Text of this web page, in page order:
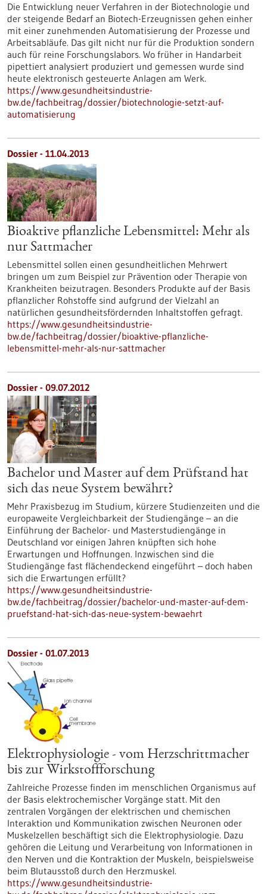
Die Entwicklung neuer Verfahren in der Biotechnologie und
der steigende Bedarf an Biotech-Erzeugnissen gehen einher
mit einer zunehmenden Automatisierung der Prozesse und
Arbeitsabläufe. Das gilt nicht nur für die Produktion sondern
auch für reine Forschungslabors. Wo früher in Handarbeit
pipettiert analysiert produziert und gemessen wurde sind
heute elektronisch gesteuerte Anlagen am Werk.
https://www.gesundheitsindustrie-
bw.de/fachbeitrag/dossier/biotechnologie-setzt-auf-
automatisierung
Dossier - 11.04.2013
Bioaktive pflanzliche Lebensmittel: Mehr als
nur Sattmacher
Lebensmittel sollen einen gesundheitlichen Mehrwert
bringen um zum Beispiel zur Prävention oder Therapie von
Krankheiten beizutragen. Besonders Produkte auf der Basis
pflanzlicher Rohstoffe sind aufgrund der Vielzahl an
natürlichen gesundheitsfördernden Inhaltstoffen gefragt.
https://www.gesundheitsindustrie-
bw.de/fachbeitrag/dossier/bioaktive-pflanzliche-
lebensmittel-mehr-als-nur-sattmacher
Dossier - 09.07.2012
Bachelor und Master auf dem Prüfstand hat
sich das neue System bewährt?
Mehr Praxisbezug im Studium, kürzere Studienzeiten und die
europaweite Vergleichbarkeit der Studiengänge – an die
Einführung der Bachelor- und Masterstudiengänge in
Deutschland vor einigen Jahren knüpften sich hohe
Erwartungen und Hoffnungen. Inzwischen sind die
Studiengänge fast flächendeckend eingeführt – doch haben
sich die Erwartungen erfüllt?
https://www.gesundheitsindustrie-
bw.de/fachbeitrag/dossier/bachelor-und-master-auf-dem-
pruefstand-hat-sich-das-neue-system-bewaehrt
Dossier - 01.07.2013
Elektrophysiologie - vom Herzschrittmacher
bis zur Wirkstoffforschung
Zahlreiche Prozesse finden im menschlichen Organismus auf
der Basis elektrochemischer Vorgänge statt. Mit den
zentralen Vorgängen der elektrischen und chemischen
Interaktion und Kommunikation zwischen Neuronen oder
Muskelzellen beschäftigt sich die Elektrophysiologie. Dazu
gehören die Leitung und Verarbeitung von Informationen in
den Nerven und die Kontraktion der Muskeln, beispielsweise
beim Blutausstoß durch den Herzmuskel.
https://www.gesundheitsindustrie-